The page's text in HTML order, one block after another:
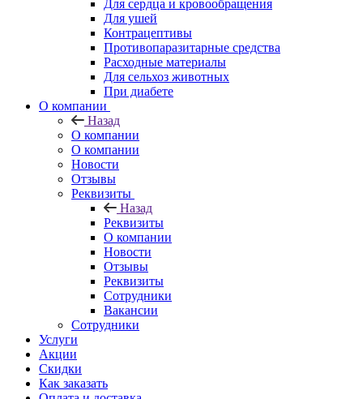
Для сердца и кровообращения
Для ушей
Контрацептивы
Противопаразитарные средства
Расходные материалы
Для сельхоз животных
При диабете
О компании
Назад
О компании
О компании
Новости
Отзывы
Реквизиты
Назад
Реквизиты
О компании
Новости
Отзывы
Реквизиты
Сотрудники
Вакансии
Сотрудники
Услуги
Акции
Скидки
Как заказать